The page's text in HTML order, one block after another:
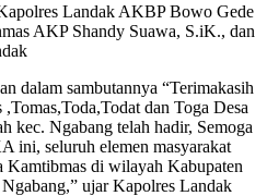
Landak AKBP Bowo Gede
AKP Shandy Suawa, S.iK., dan
dalam sambutannya “Terimakasih
dan Toga Desa
kec. Ngabang telah hadir, Semoga
ini, seluruh elemen masyarakat
Kamtibmas di wilayah Kabupaten
ujar Kapolres Landak